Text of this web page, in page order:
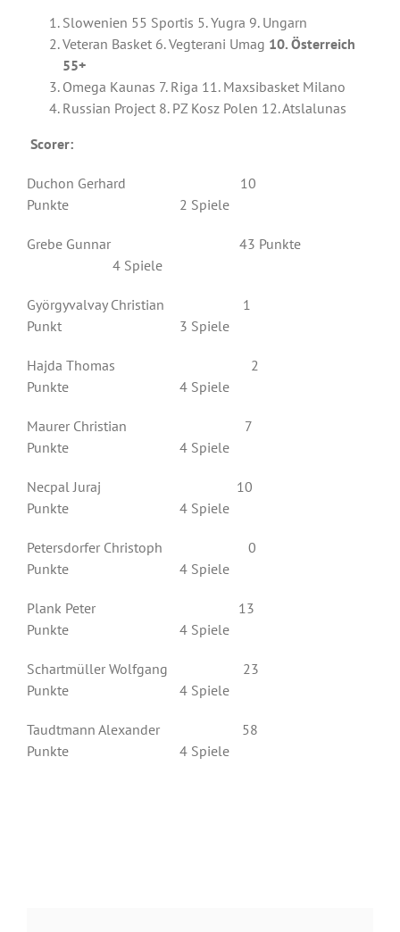
Slowenien 55 Sportis 5. Yugra 9. Ungarn
Veteran Basket 6. Vegterani Umag 10. Österreich
55+
Omega Kaunas 7. Riga 11. Maxsibasket Milano
Russian Project 8. PZ Kosz Polen 12. Atslalunas
Scorer:
Duchon Gerhard 10
Punkte 2 Spiele
Grebe Gunnar 43 Punkte
4 Spiele
Györgyvalvay Christian 1
Punkt 3 Spiele
Hajda Thomas 2
Punkte 4 Spiele
Maurer Christian 7
Punkte 4 Spiele
Necpal Juraj 10
Punkte 4 Spiele
Petersdorfer Christoph 0
Punkte 4 Spiele
Plank Peter 13
Punkte 4 Spiele
Schartmüller Wolfgang 23
Punkte 4 Spiele
Taudtmann Alexander 58
Punkte 4 Spiele